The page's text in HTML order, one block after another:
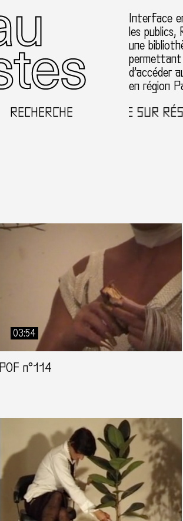
Interface
les
une
d’accéder
en région
RECHERCHEBIENVENUE SUR
03:54
POF n°114